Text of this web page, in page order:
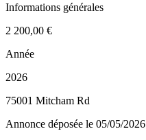
Informations générales
2 200,00 €
Année
2026
75001 Mitcham Rd
Annonce déposée le 05/05/2026